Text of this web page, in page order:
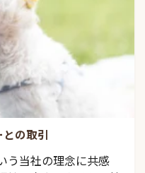
の取引
う当社の理念に共感